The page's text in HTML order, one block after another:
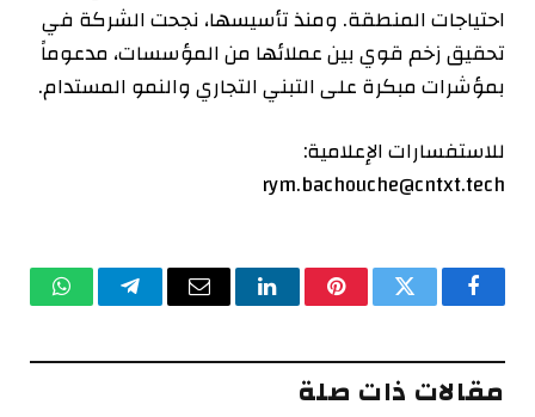
احتياجات المنطقة. ومنذ تأسيسها، نجحت الشركة في
تحقيق زخم قوي بين عملائها من المؤسسات، مدعوماً
بمؤشرات مبكرة على التبني التجاري والنمو المستدام.
للاستفسارات الإعلامية:
rym.bachouche@cntxt.tech
فيسبوكتويتر بينتيريستلينكدإنالبريد تيلقرام
مقالات ذات صلة